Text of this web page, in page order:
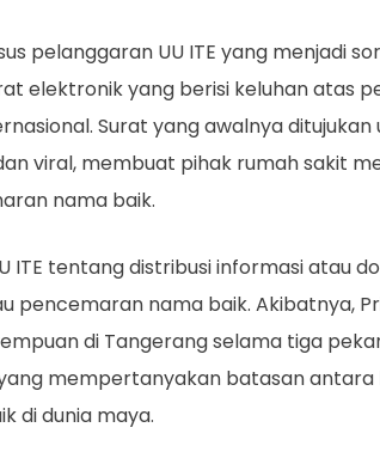
pelanggaran UU ITE yang menjadi
elektronik yang berisi keluhan atas
Surat yang awalnya
viral, membuat pihak rumah sakit
nama baik.
ITE tentang distribusi informasi atau
pencemaran nama baik. Akibatnya,
di Tangerang selama tiga
mempertanyakan batasan
di dunia maya.